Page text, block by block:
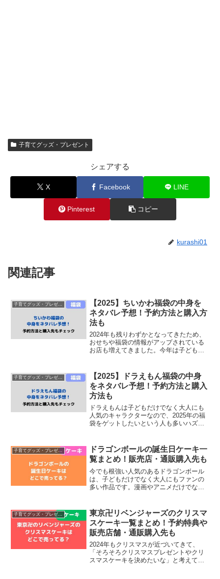
子育てグッズ・プレゼント
シェアする
X Facebook LINE
Pinterest コピー
kurashi01
関連記事
【2025】ちいかわ福袋の中身を
ネタバレ予想！予約方法と購入方
法も
2024年も残りわずかとなってきたため、
おせちや福袋の情報がアップされている
お店も増えてきました。今年は子どもだ
いハズ！そこで今回は、2025年のちいか
わ福袋の中身をネ...
子育てグッズ・プレゼント
【2025】ドラえもん福袋の中身
をネタバレ予想！予約方法と購入
方法も
ドラえもんは子どもだけでなく大人にも
人気のキャラクターなので、2025年の福
袋をゲットしたいという人も多いハズ！
してみました！福袋の予約・購入方法に
ついて紹介してい...
子育てグッズ・プレゼント
ドラゴンボールの誕生日ケーキ一
覧まとめ！販売店・通販購入先も
今でも根強い人気のあるドラゴンボール
は、子どもだけでなく大人にもファンの
多い作品です。漫画やアニメだけでなく
お祝いしたい人も多いのではないでしょ
うか。そこで今回は、ドラ...
東京卍リベンジャーズのクリスマ
スケーキ一覧まとめ！予約特典や
販売店舗・通販購入先も
2024年もクリスマスが近づいてきて、
「そろそろクリスマスプレゼントやクリ
スマスケーキを決めたいな」と考えてい